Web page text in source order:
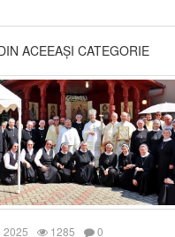
ACEEAȘI CATEGORIE
1285 0